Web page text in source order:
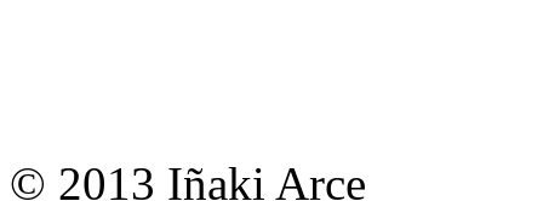
© 2013 Iñaki Arce